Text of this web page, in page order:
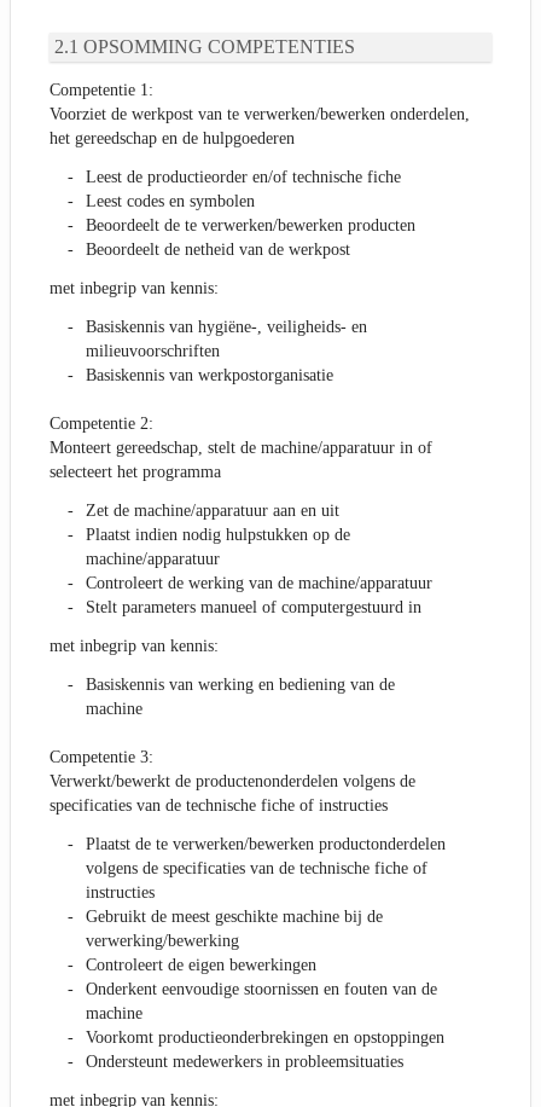
OPSOMMING COMPETENTIES
Competentie 1:
Voorziet de werkpost van te verwerken/bewerken onderdelen,
het gereedschap en de hulpgoederen
Leest de productieorder en/of technische fiche
Leest codes en symbolen
Beoordeelt de te verwerken/bewerken producten
Beoordeelt de netheid van de werkpost
met inbegrip van kennis:
Basiskennis van hygiëne-, veiligheids- en
milieuvoorschriften
Basiskennis van werkpostorganisatie
Competentie 2:
Monteert gereedschap, stelt de machine/apparatuur in of
selecteert het programma
Zet de machine/apparatuur aan en uit
Plaatst indien nodig hulpstukken op de
machine/apparatuur
Controleert de werking van de machine/apparatuur
Stelt parameters manueel of computergestuurd in
met inbegrip van kennis:
Basiskennis van werking en bediening van de
machine
Competentie 3:
Verwerkt/bewerkt de productenonderdelen volgens de
specificaties van de technische fiche of instructies
Plaatst de te verwerken/bewerken productonderdelen
volgens de specificaties van de technische fiche of
instructies
Gebruikt de meest geschikte machine bij de
verwerking/bewerking
Controleert de eigen bewerkingen
Onderkent eenvoudige stoornissen en fouten van de
machine
Voorkomt productieonderbrekingen en opstoppingen
Ondersteunt medewerkers in probleemsituaties
met inbegrip van kennis: